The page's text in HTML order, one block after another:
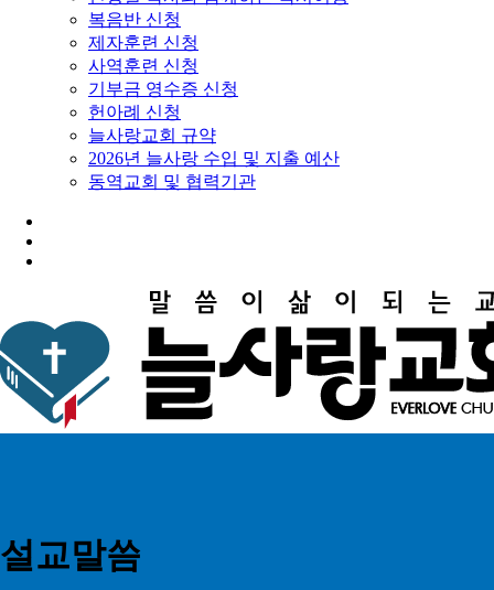
복음반 신청
제자훈련 신청
사역훈련 신청
기부금 영수증 신청
헌아례 신청
늘사랑교회 규약
2026년 늘사랑 수입 및 지출 예산
동역교회 및 협력기관
설교말씀